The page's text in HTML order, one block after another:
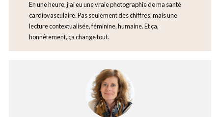
En une heure, j’ai eu une vraie photographie de ma santé
cardiovasculaire. Pas seulement des chiffres, mais une
lecture contextualisée, féminine, humaine. Et ça,
honnêtement, ça change tout.